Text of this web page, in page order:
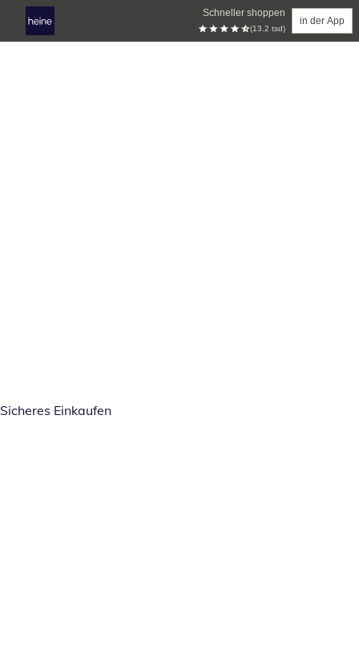
Schneller shoppen
(13.2 tsd)
in der App
Sicheres Einkaufen